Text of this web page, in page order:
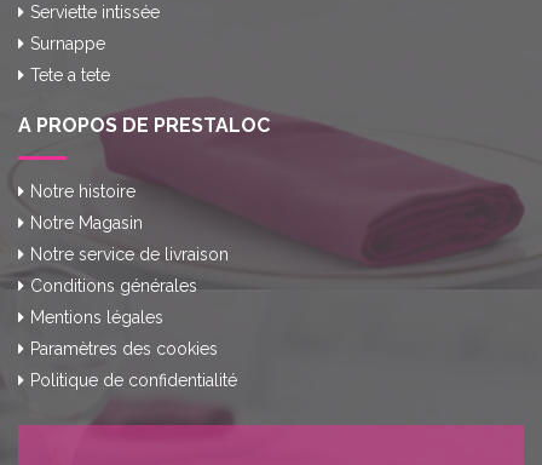
Serviette intissée
Surnappe
Tete a tete
A PROPOS DE PRESTALOC
Notre histoire
Notre Magasin
Notre service de livraison
Conditions générales
Mentions légales
Paramètres des cookies
Politique de confidentialité